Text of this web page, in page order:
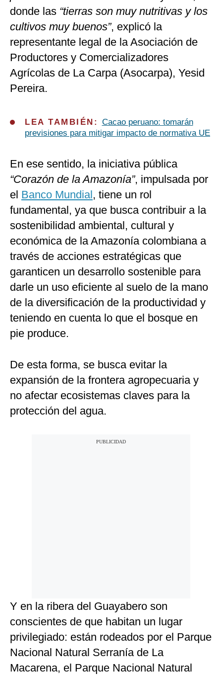
donde las “tierras son muy nutritivas y los
cultivos muy buenos”, explicó la
representante legal de la Asociación de
Productores y Comercializadores
Agrícolas de La Carpa (Asocarpa), Yesid
Pereira.
LEA TAMBIÉN: Cacao peruano: tomarán
previsiones para mitigar impacto de normativa UE
En ese sentido, la iniciativa pública
“Corazón de la Amazonía”, impulsada por
el Banco Mundial, tiene un rol
fundamental, ya que busca contribuir a la
sostenibilidad ambiental, cultural y
económica de la Amazonía colombiana a
través de acciones estratégicas que
garanticen un desarrollo sostenible para
darle un uso eficiente al suelo de la mano
de la diversificación de la productividad y
teniendo en cuenta lo que el bosque en
pie produce.
De esta forma, se busca evitar la
expansión de la frontera agropecuaria y
no afectar ecosistemas claves para la
protección del agua.
Y en la ribera del Guayabero son
conscientes de que habitan un lugar
privilegiado: están rodeados por el Parque
Nacional Natural Serranía de La
Macarena, el Parque Nacional Natural